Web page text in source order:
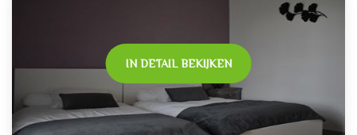
IN DETAIL BEKIJKEN